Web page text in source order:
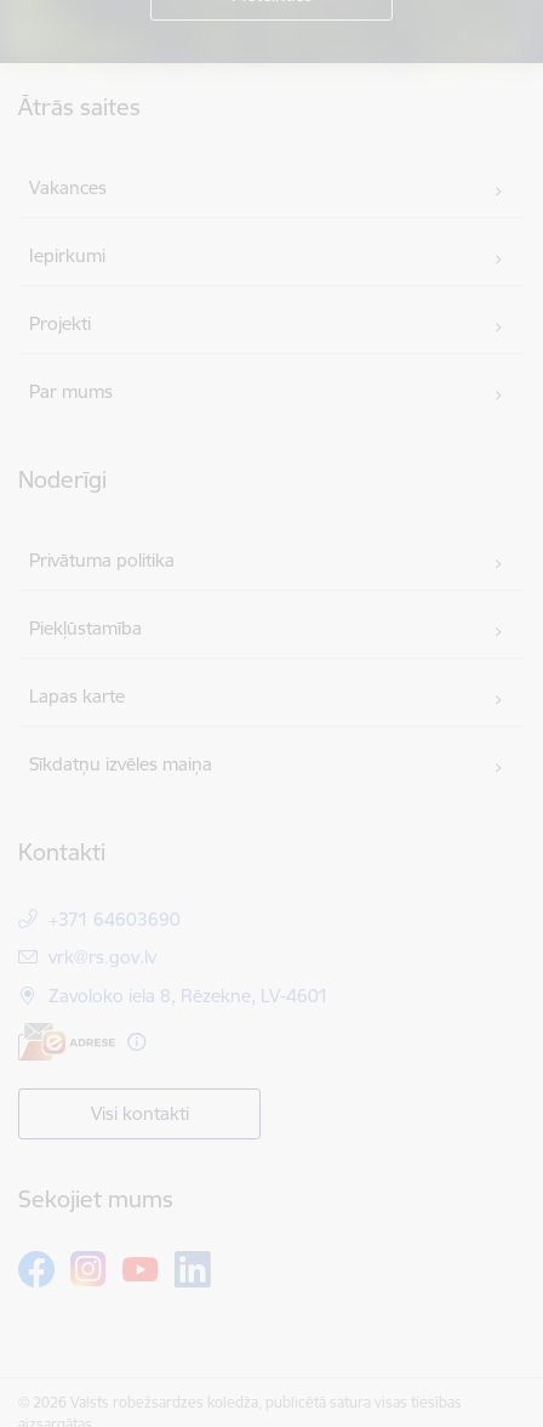
Ātrās saites
Vakances
Iepirkumi
Projekti
Par mums
Noderīgi
Privātuma politika
Piekļūstamība
Lapas karte
Sīkdatņu izvēles maiņa
Kontakti
+371 64603690
E-pasts:
vrk@rs.gov.lv
Zavoloko iela 8, Rēzekne, LV-4601
Visi kontakti
Sekojiet mums
© 2026 Valsts robežsardzes koledža, publicētā satura visas tiesības